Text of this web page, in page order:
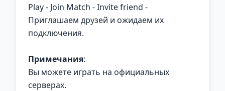
Play - Join Match - Invite friend -
Приглашаем друзей и ожидаем их
подключения.
Примечания:
Вы можете играть на официальных
серверах.